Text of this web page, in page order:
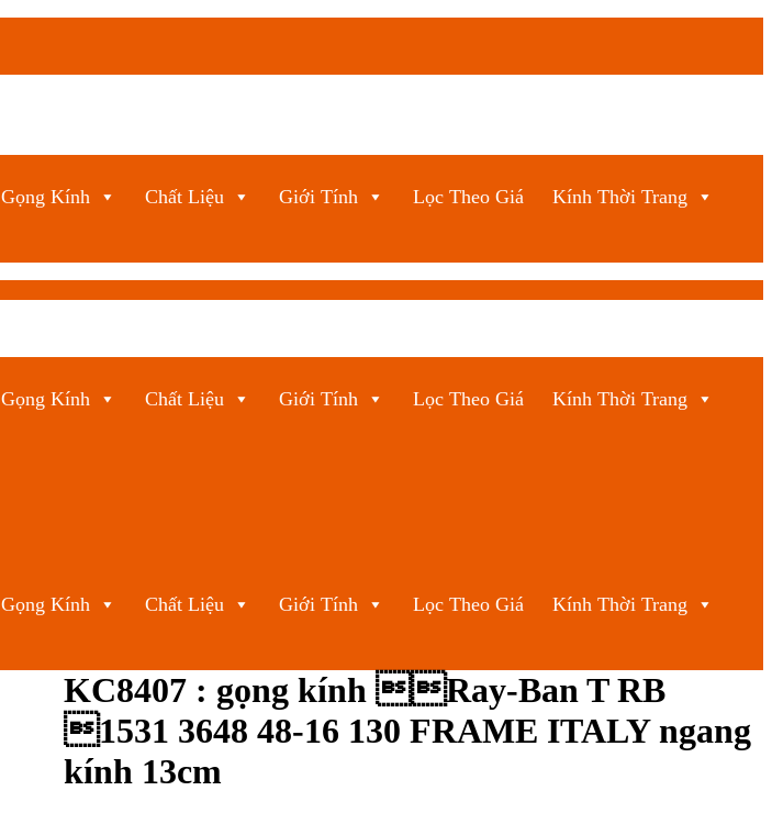
Gọng Kính Chất Liệu Giới Tính Lọc Theo Giá
Kính Thời Trang
Gọng Kính Chất Liệu Giới Tính Lọc Theo Giá
Kính Thời Trang
Gọng Kính Chất Liệu Giới Tính Lọc Theo Giá
Kính Thời Trang
KC8407 : gọng kính Ray-Ban T RB
1531 3648 48-16 130 FRAME ITALY ngang
kính 13cm